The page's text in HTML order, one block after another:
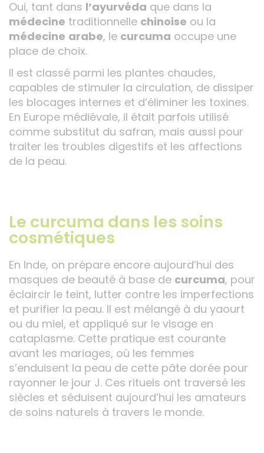
Oui, tant dans l’ayurvéda que dans la
médecine traditionnelle chinoise ou la
médecine arabe, le curcuma occupe une
place de choix.
Il est classé parmi les plantes chaudes,
capables de stimuler la circulation, de dissiper
les blocages internes et d’éliminer les toxines.
En Europe médiévale, il était parfois utilisé
comme substitut du safran, mais aussi pour
traiter les troubles digestifs et les affections
de la peau.
Le curcuma dans les soins
cosmétiques
En Inde, on prépare encore aujourd’hui des
masques de beauté à base de curcuma, pour
éclaircir le teint, lutter contre les imperfections
et purifier la peau. Il est mélangé à du yaourt
ou du miel, et appliqué sur le visage en
cataplasme. Cette pratique est courante
avant les mariages, où les femmes
s’enduisent la peau de cette pâte dorée pour
rayonner le jour J. Ces rituels ont traversé les
siècles et séduisent aujourd’hui les amateurs
de soins naturels à travers le monde.